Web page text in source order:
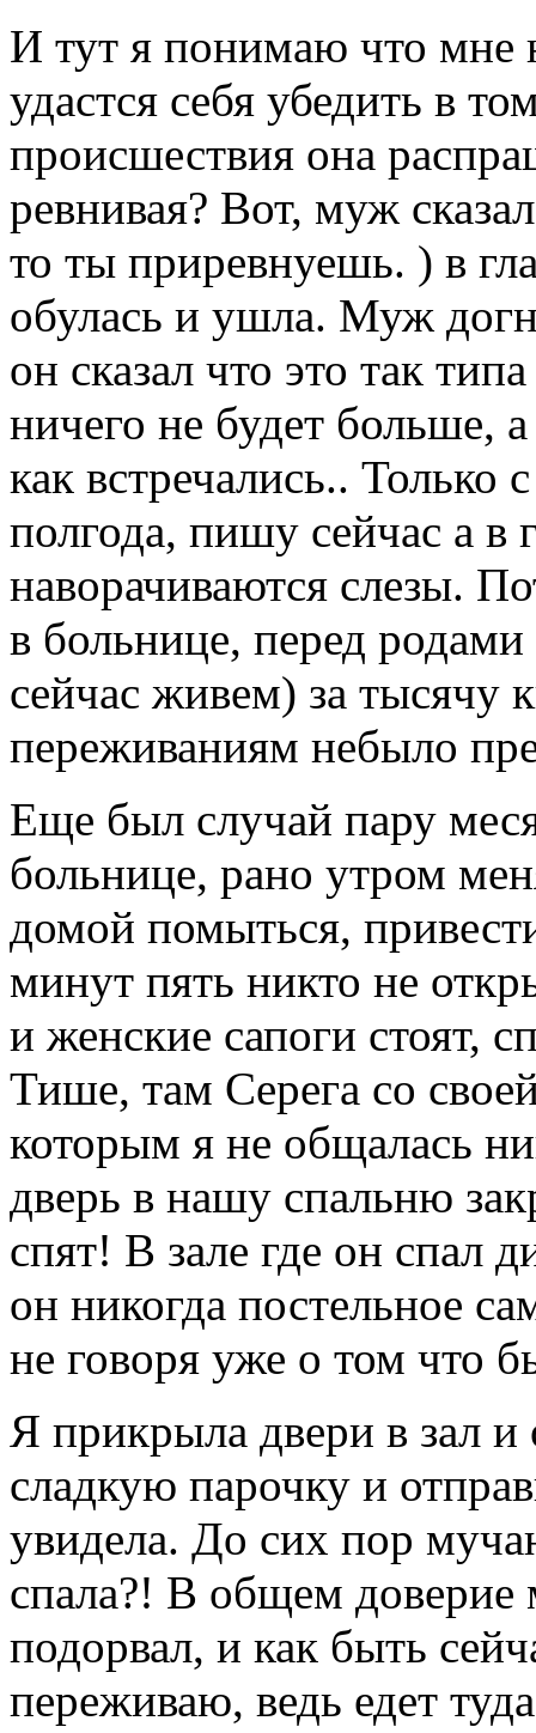
И тут я понимаю что мне
удастся себя убедить в
происшествия она
ревнивая? Вот, муж
то ты приревнуешь. ) в
обулась и ушла. Муж
он сказал что это так
ничего не будет больше,
как встречались..
полгода, пишу сейчас а в
наворачиваются слезы.
в больнице, перед
сейчас живем) за тысячу
переживаниям небыло
Еще был случай пару
больнице, рано утром
домой помыться,
минут пять никто не
и женские сапоги стоят,
Тише, там Серега со
которым я не общалась
дверь в нашу спальню
спят! В зале где он спал
он никогда постельное
не говоря уже о том что
Я прикрыла двери в зал и
сладкую парочку и
увидела. До сих пор
спала?! В общем доверие
подорвал, и как быть
переживаю, ведь едет